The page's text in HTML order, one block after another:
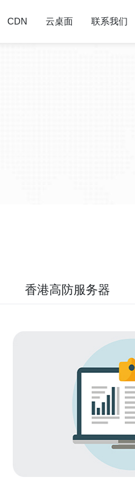
CDN 云桌面 联系我们
香港高防服务器